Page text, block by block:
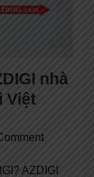
nhà
Việt
AZDIGI